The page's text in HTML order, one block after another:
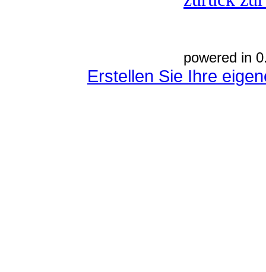
powered in
Erstellen Sie Ihre